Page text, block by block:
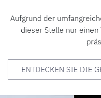
Aufgrund der
dieser Stelle nur
ENTDECKEN SIE DIE